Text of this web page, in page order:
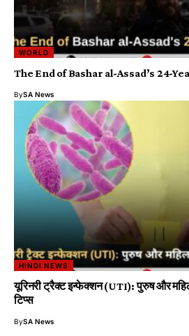
WORLD
The End of Bashar al-Assad’s 24-
BySA News
HINDI NEWS
यूरिनरी ट्रैक्ट इन्फेक्शन (UTI): पुरुष और
टिप्स
BySA News